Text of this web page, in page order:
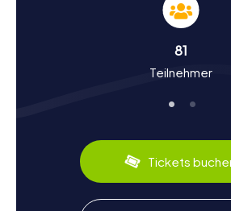
Die myCityHunt Schnitzeljagden in
ein Abenteuer, sondern auch eine
Dorf, wuchs Batman in den 1950er
Ansiedlung der Ölindustrie zu einer
diese Transformation und die
nach dem Batman Çayı benannt ist,
Stadt durchzieht? Die Stadt ist auch
kulinarischen Spezialitäten, wie zum
traditionelle Kebap und die köstlichen
unbedingt probieren solltet.
81
Teilnehmer
Tickets